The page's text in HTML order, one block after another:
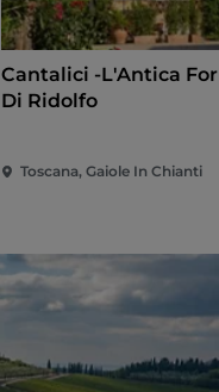
Cantalici -L'Antica
Di Ridolfo
Toscana, Gaiole In Chianti